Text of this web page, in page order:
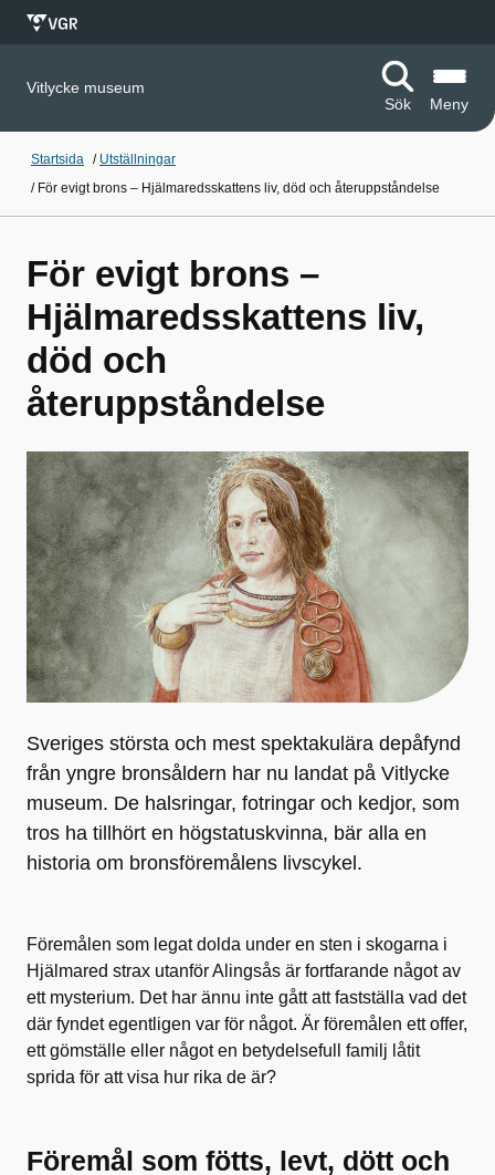
Vitlycke museum
Sök
Meny
Startsida / Utställningar
/ För evigt brons – Hjälmaredsskattens liv, död och återuppståndelse
För evigt brons –
Hjälmaredsskattens liv,
död och
återuppståndelse
Sveriges största och mest spektakulära depåfynd
från yngre bronsåldern har nu landat på Vitlycke
museum. De halsringar, fotringar och kedjor, som
tros ha tillhört en högstatuskvinna, bär alla en
historia om bronsföremålens livscykel.
Föremålen som legat dolda under en sten i skogarna i
Hjälmared strax utanför Alingsås är fortfarande något av
ett mysterium. Det har ännu inte gått att fastställa vad det
där fyndet egentligen var för något. Är föremålen ett offer,
ett gömställe eller något en betydelsefull familj låtit
sprida för att visa hur rika de är?
Föremål som fötts, levt, dött och